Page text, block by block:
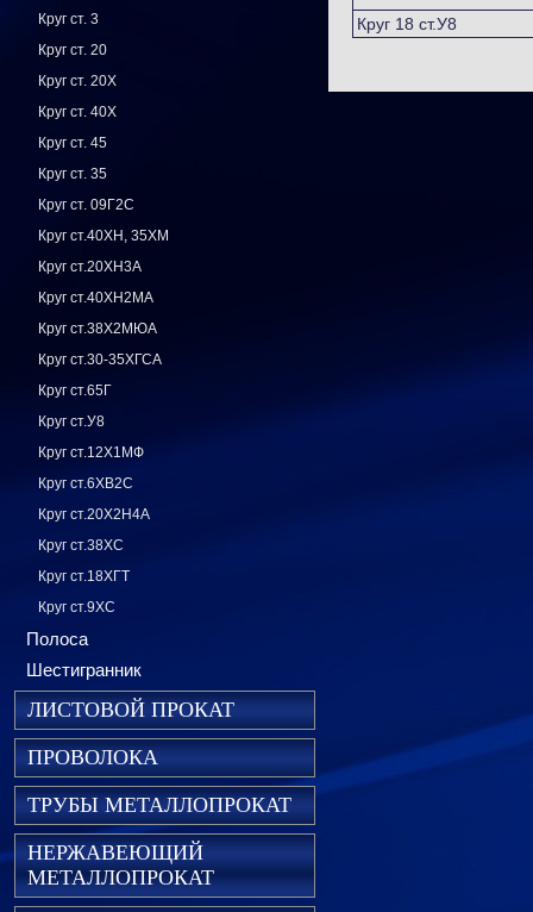
Круг ст. 3
Круг ст. 20
Круг ст. 20Х
Круг ст. 40Х
Круг ст. 45
Круг ст. 35
Круг ст. 09Г2С
Круг ст.40ХН, 35ХМ
Круг ст.20ХН3А
Круг ст.40ХН2МА
Круг ст.38Х2МЮА
Круг ст.30-35ХГСА
Круг ст.65Г
Круг ст.У8
Круг ст.12Х1МФ
Круг ст.6ХВ2С
Круг ст.20Х2Н4А
Круг ст.38ХС
Круг ст.18ХГТ
Круг ст.9ХС
Полоса
Шестигранник
ЛИСТОВОЙ ПРОКАТ
ПРОВОЛОКА
ТРУБЫ МЕТАЛЛОПРОКАТ
НЕРЖАВЕЮЩИЙ
МЕТАЛЛОПРОКАТ
Круг 18 ст.У8